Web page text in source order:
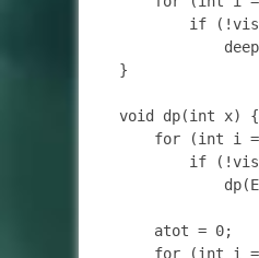
}
void dp(int x) {